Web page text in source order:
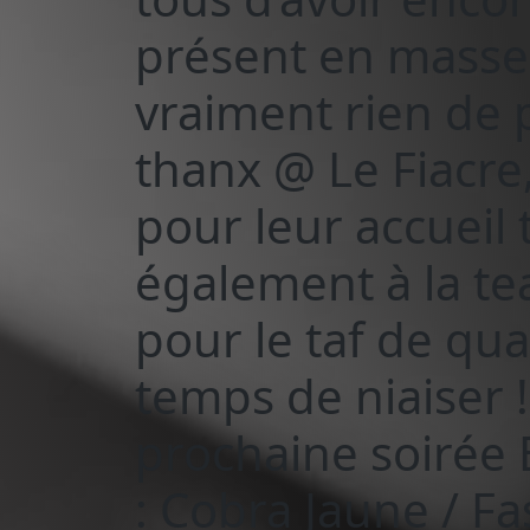
présent en
vraiment rien de
thanx @ Le
pour leur accueil
également à la
pour le taf de
temps de niaiser
prochaine soirée
: Cobra Jaune /